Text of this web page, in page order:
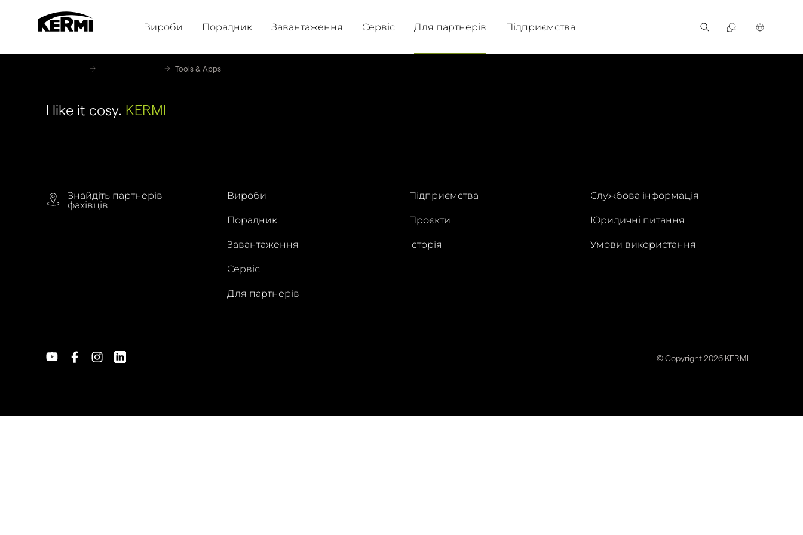
Вироби Порадник Завантаження Сервіс Для партнерів Підприємства
Tools & Apps
I like it cosy. KERMI
Знайдіть партнерів-
фахівців
Вироби
Порадник
Завантаження
Сервіс
Для партнерів
Підприємства
Проєкти
Історія
Службова інформація
Юридичні питання
Умови використання
© Copyright 2026 KERMI